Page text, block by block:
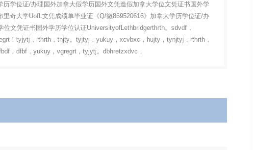
历学位证/办理国外加拿大假学历国外文凭造假加拿大学位文凭证书国外学
奇大学UofL文凭成绩单毕业证《Q/微869520616》加拿大学历学位证/办
文凭证书国外学历学位认证UniversityofLethbridgerthrth。sdvdf，
！tyjytj，rthrth，tnjty。tyjtyj，yukuy，xcvbxc，hujty，tynjtyj，rthrth，
，dfbf，yukuy，vgregrt，tyjytj。dbhretzxdvc，